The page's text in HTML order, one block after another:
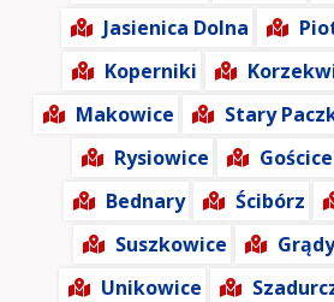
Jasienica Dolna
Koperniki
Makowice
Stary
Rysiowice
Gościce
Bednary
Ścibórz
Suszkowice
Grądy
Unikowice